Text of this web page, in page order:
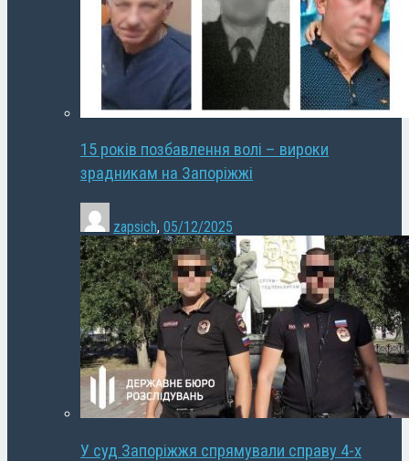
15 років позбавлення волі – вироки
зрадникам на Запоріжжі
zapsich, 05/12/2025
У суд Запоріжжя спрямували справу 4-х